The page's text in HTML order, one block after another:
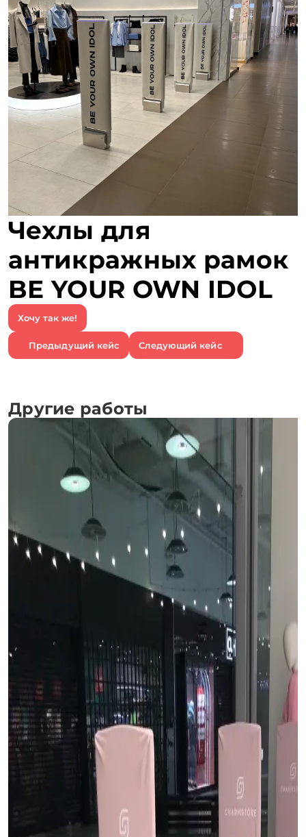
Чехлы для
антикражных рамок
BE YOUR OWN IDOL
Хочу так же!
Предыдущий кейс Следующий кейс
Другие работы